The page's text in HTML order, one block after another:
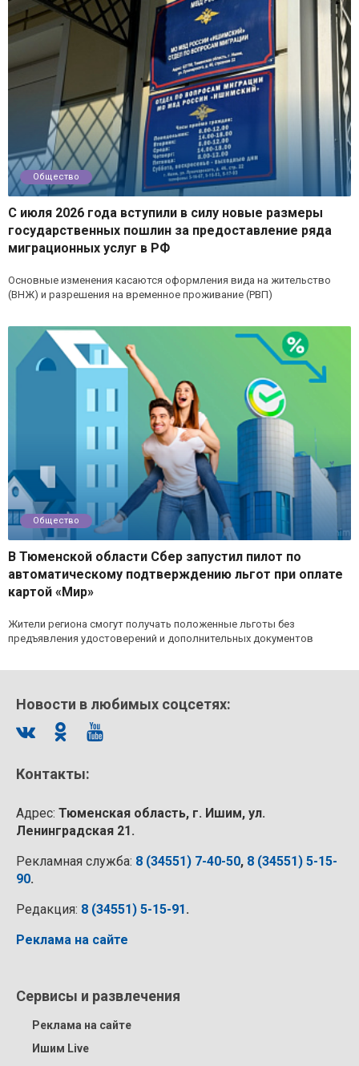
Общество
С июля 2026 года вступили в силу новые размеры
государственных пошлин за предоставление ряда
миграционных услуг в РФ
Основные изменения касаются оформления вида на жительство
(ВНЖ) и разрешения на временное проживание (РВП)
Общество
В Тюменской области Сбер запустил пилот по
автоматическому подтверждению льгот при оплате
картой «Мир»
Жители региона смогут получать положенные льготы без
предъявления удостоверений и дополнительных документов
Новости в любимых соцсетях:
Контакты:
Адрес: Тюменская область, г. Ишим, ул.
Ленинградская 21.
Рекламная служба: 8 (34551) 7-40-50, 8 (34551) 5-15-
90.
Редакция: 8 (34551) 5-15-91 .
Реклама на сайте
Сервисы и развлечения
Реклама на сайте
Ишим Live